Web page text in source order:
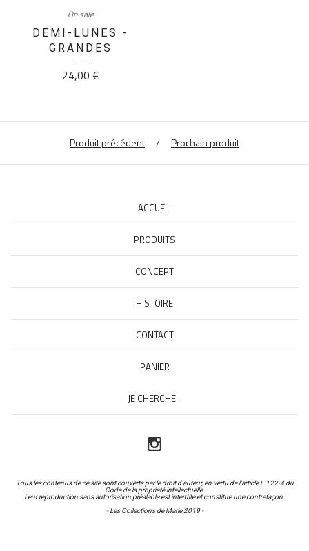
On sale
DEMI-LUNES -
GRANDES
24,00 €
Produit précédent Prochain produit
ACCUEIL
PRODUITS
CONCEPT
HISTOIRE
CONTACT
PANIER
JE CHERCHE...
Tous les contenus de ce site sont couverts par le droit d'auteur, en vertu de l'article L.122-4 du
Code de la propriété intellectuelle.
Leur reproduction sans autorisation préalable est interdite et constitue une contrefaçon.
- Les Collections de Marie 2019 -